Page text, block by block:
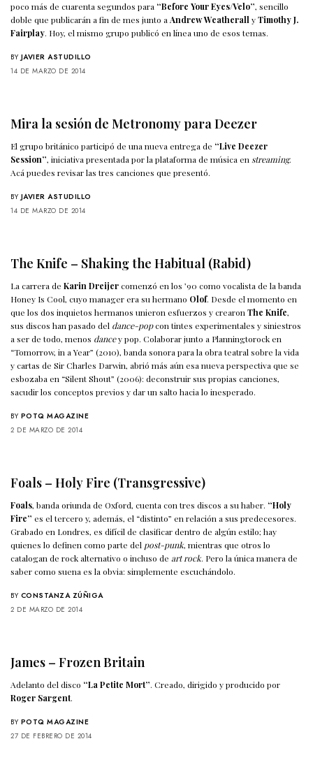
poco más de cuarenta segundos para “Before Your Eyes/Velo”, sencillo
doble que publicarán a fin de mes junto aAndrew Weatherall yTimothy J.
Fairplay. Hoy, el mismo grupo publicó en línea uno de esos temas.
BY JAVIER ASTUDILLO
14 DE MARZO DE 2014
Mira la sesión de Metronomy para Deezer
El grupo británico participó de una nueva entrega de “Live Deezer
Session”, iniciativa presentada por la plataforma de música en streaming.
Acá puedes revisar las tres canciones que presentó.
BY JAVIER ASTUDILLO
14 DE MARZO DE 2014
The Knife – Shaking the Habitual (Rabid)
La carrera deKarin Dreijercomenzó en los ’90 como vocalista de la banda
Honey Is Cool, cuyo manager era su hermano Olof. Desde el momento en
que los dos inquietos hermanos unieron esfuerzos y crearonThe Knife,
sus discos han pasado del dance-popcon tintes experimentales y siniestros
a ser de todo, menos dancey pop. Colaborar junto a Planningtorock en
“Tomorrow, in a Year” (2010), banda sonora para la obra teatral sobre la vida
y cartas de Sir Charles Darwin, abrió más aún esa nueva perspectiva que se
esbozaba en “Silent Shout” (2006): deconstruir sus propias canciones,
sacudir los conceptos previos y dar un salto hacia lo inesperado.
BY POTQ MAGAZINE
2 DE MARZO DE 2014
Foals – Holy Fire (Transgressive)
Foals, banda oriunda de Oxford, cuenta con tres discos a su haber. “Holy
Fire” es el tercero y, además, el “distinto” en relación a sus predecesores.
Grabado en Londres, es difícil de clasificar dentro de algún estilo; hay
quienes lo definen como parte del post-punk, mientras que otros lo
catalogan de rock alternativo o incluso deart rock. Pero la única manera de
saber como suena es la obvia: simplemente escuchándolo.
BY CONSTANZA ZÚÑIGA
2 DE MARZO DE 2014
James – Frozen Britain
Adelanto del disco “La Petite Mort”. Creado, dirigido y producido por
Roger Sargent.
BY POTQ MAGAZINE
27 DE FEBRERO DE 2014